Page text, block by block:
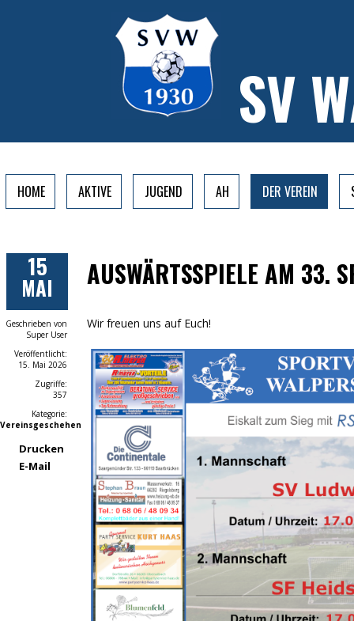
SV
HOME AKTIVE JUGEND AH DER VEREIN
15
MAI
Geschrieben von
Super User
Veröffentlicht:
15. Mai 2026
Zugriffe:
357
Kategorie:
Vereinsgeschehen
Drucken
E-Mail
AUSWÄRTSSPIELE AM 33.
Wir freuen uns auf Euch!